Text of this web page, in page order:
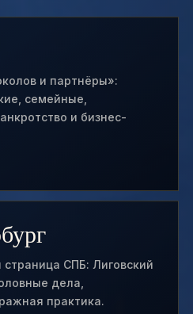
и партнёры»:
семейные,
и бизнес-
СПБ: Лиговский
дела,
практика.